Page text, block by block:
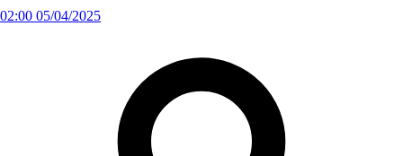
02:00 05/04/2025